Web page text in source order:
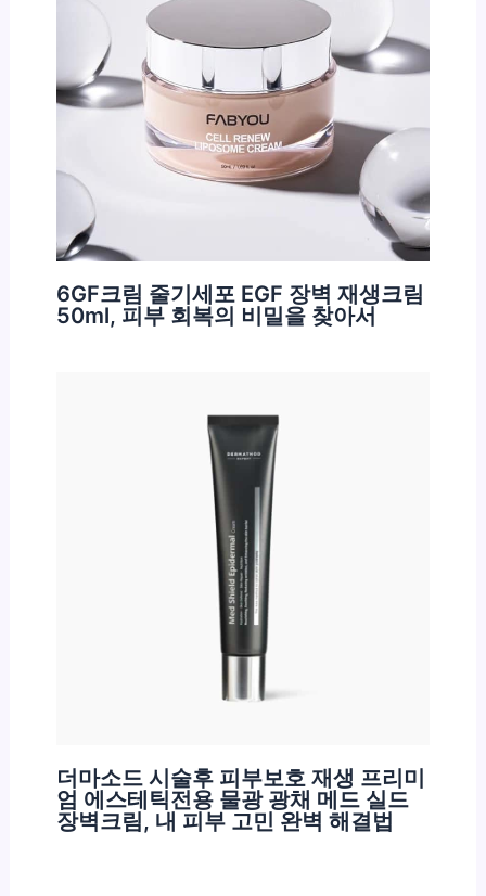
6GF크림 줄기세포 EGF 장벽 재생크림
50ml, 피부 회복의 비밀을 찾아서
더마소드 시술후 피부보호 재생 프리미
엄 에스테틱전용 물광 광채 메드 실드
장벽크림, 내 피부 고민 완벽 해결법